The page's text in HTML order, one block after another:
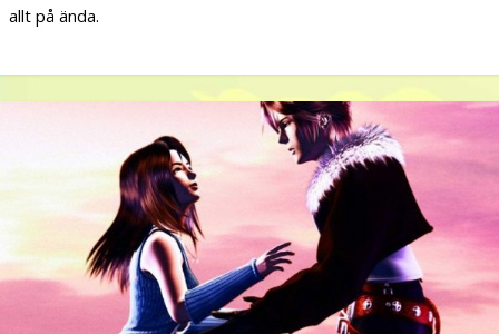
allt på ända.